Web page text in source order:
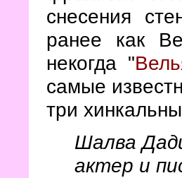
снесения
ранее как
некогда "
самые
три
Шалва
актер и